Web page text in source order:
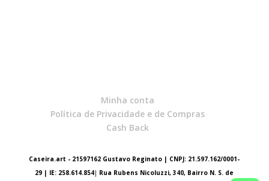
Minha conta
Política de Privacidade e de Compras
Cash Back
Caseira.art - 21597162 Gustavo Reginato | CNPJ: 21.597.162/0001-
29 | IE: 258.614.854| Rua Rubens Nicoluzzi, 340, Bairro N. S. de